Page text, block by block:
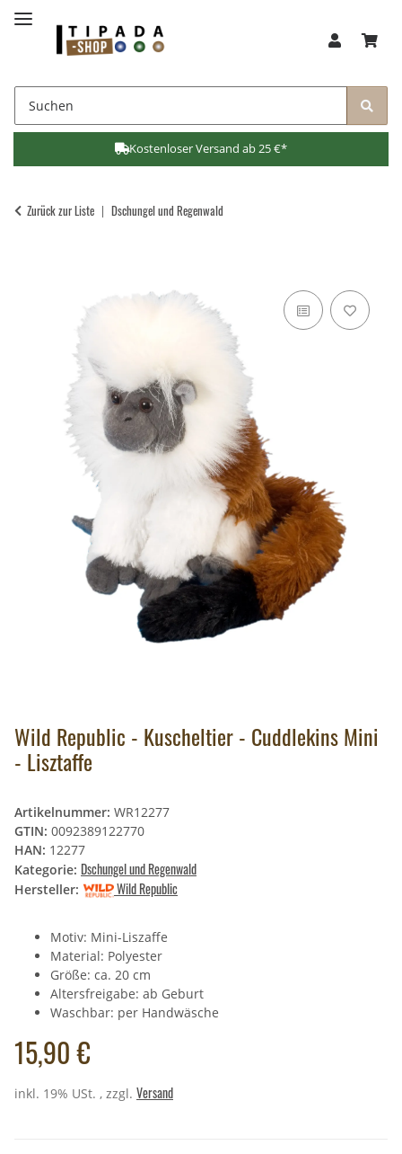
Kostenloser Versand ab 25 €*
Zurück zur Liste Dschungel und Regenwald
Wild Republic - Kuscheltier - Cuddlekins Mini
- Lisztaffe
Artikelnummer: WR12277
GTIN: 0092389122770
HAN: 12277
Kategorie: Dschungel und Regenwald
Hersteller: Wild Republic
Motiv: Mini-Liszaffe
Material: Polyester
Größe: ca. 20 cm
Altersfreigabe: ab Geburt
Waschbar: per Handwäsche
15,90 €
inkl. 19% USt. , zzgl. Versand